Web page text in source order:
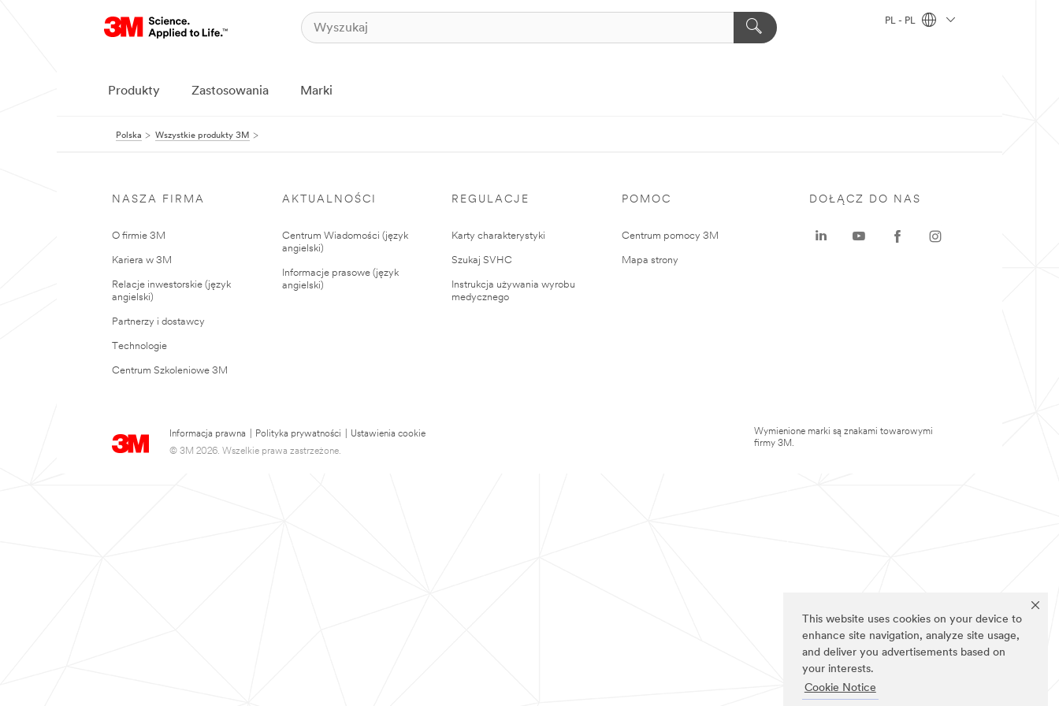
This website uses cookies on your device to
enhance site navigation, analyze site usage,
and deliver you advertisements based on
your interests.
Cookie Notice
PL - PL
Produkty Zastosowania Marki
Polska Wszystkie produkty 3M
NASZA FIRMA
O firmie 3M
Kariera w 3M
Relacje inwestorskie (język
angielski)
Partnerzy i dostawcy
Technologie
Centrum Szkoleniowe 3M
AKTUALNOŚCI
Centrum Wiadomości (język
angielski)
Informacje prasowe (język
angielski)
REGULACJE
Karty charakterystyki
Szukaj SVHC
Instrukcja używania wyrobu
medycznego
POMOC
Centrum pomocy 3M
Mapa strony
Informacja prawna Polityka prywatności
Ustawienia cookie
© 3M 2026. Wszelkie prawa zastrzeżone.
DOŁĄCZ DO NAS
Wymienione marki są znakami towarowymi
firmy 3M.